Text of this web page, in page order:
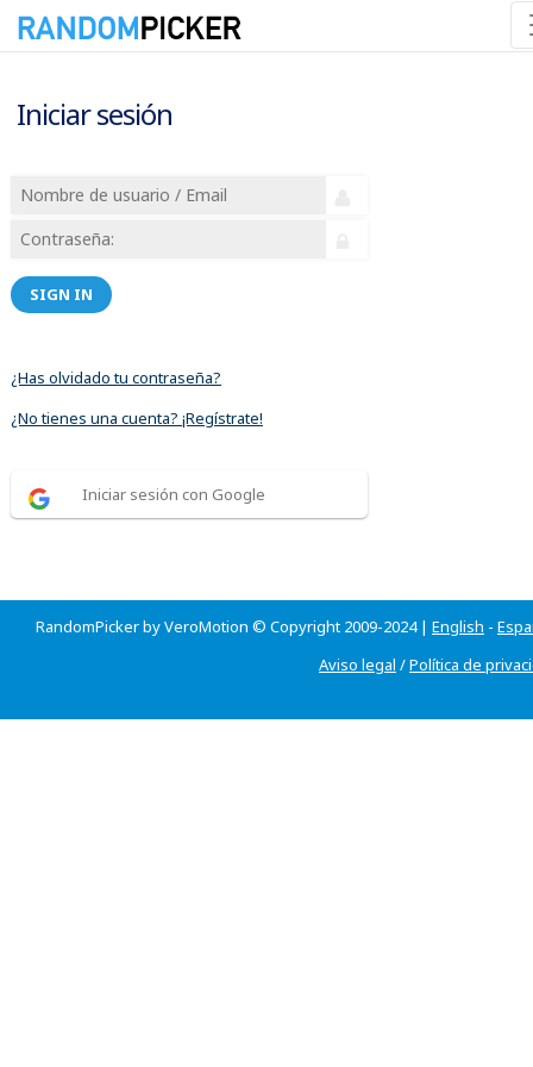
Iniciar sesión
SIGN IN
¿Has olvidado tu contraseña?
¿No tienes una cuenta? ¡Regístrate!
Iniciar sesión con Google
RandomPicker by VeroMotion © Copyright 2009-2024 | English -
Aviso legal /Política de